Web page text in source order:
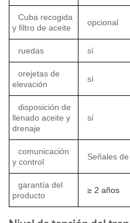
Cuba recogida
y filtro de aceite
opcional
ruedas sí
orejetas de
elevación
sí
disposición de
llenado aceite y
drenaje
sí
comunicación
y control
Señales
garantía del
producto
≥ 2 años